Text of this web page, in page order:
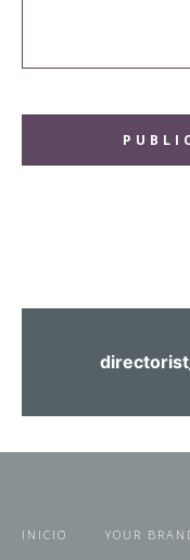
INICIO YOUR